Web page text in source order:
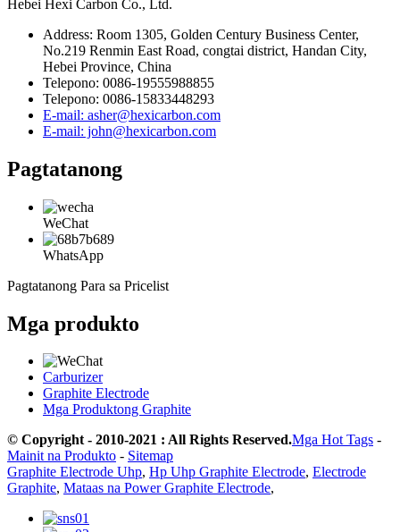
Hebei Hexi Carbon Co., Ltd.
Address: Room 1305, Golden Century Business Center,
No.219 Renmin East Road, congtai district, Handan City,
Hebei Province, China
Telepono: 0086-19555988855
Telepono: 0086-15833448293
E-mail: asher@hexicarbon.com
E-mail: john@hexicarbon.com
Pagtatanong
WeChat
WhatsApp
Pagtatanong Para sa Pricelist
Mga produkto
Carburizer
Graphite Electrode
Mga Produktong Graphite
© Copyright - 2010-2021 : All Rights Reserved.Mga Hot Tags -
Mainit na Produkto - Sitemap
Graphite Electrode Uhp, Hp Uhp Graphite Electrode, Electrode
Graphite, Mataas na Power Graphite Electrode,